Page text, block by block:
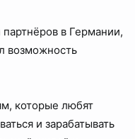
в Германии,
возможность
которые любят
и зарабатывать